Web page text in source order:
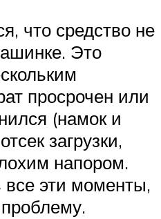
что средство не
Это
просрочен или
(намок и
загрузки,
напором.
эти моменты,